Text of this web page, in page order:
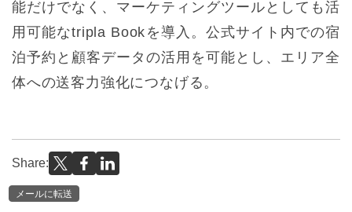
能だけでなく、マーケティングツールとしても活
用可能なtripla Bookを導入。公式サイト内での宿
泊予約と顧客データの活用を可能とし、エリア全
体への送客力強化につなげる。
Share:
メールに転送